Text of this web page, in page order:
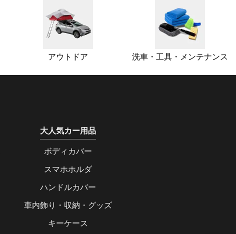
アウトドア 洗車・工具・メンテナンス
大人気カー用品
ボディカバー
スマホホルダ
ハンドルカバー
車内飾り・収納・グッズ
キーケース